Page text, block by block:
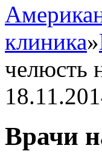
клиника»
челюсть
Врачи